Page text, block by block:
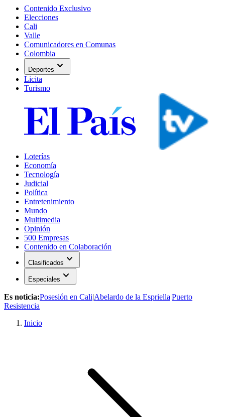
Contenido Exclusivo
Elecciones
Cali
Valle
Comunicadores en Comunas
Colombia
Deportes expand_more
Licita
Turismo
Loterías
Economía
Tecnología
Judicial
Política
Entretenimiento
Mundo
Multimedia
Opinión
500 Empresas
Contenido en Colaboración
Clasificados expand_more
Especiales expand_more
Es noticia:Posesión en Cali|Abelardo de la Espriella|Puerto
Resistencia
Inicio